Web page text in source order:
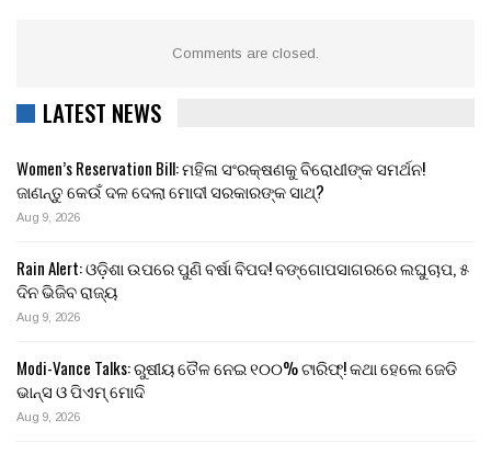
Comments are closed.
LATEST NEWS
Women’s Reservation Bill: ମହିଳା ସଂରକ୍ଷଣକୁ ବିରୋଧୀଙ୍କ ସମର୍ଥନ!
ଜାଣନ୍ତୁ କେଉଁ ଦଳ ଦେଲା ମୋଦୀ ସରକାରଙ୍କ ସାଥ୍?
Aug 9, 2026
Rain Alert: ଓଡ଼ିଶା ଉପରେ ପୁଣି ବର୍ଷା ବିପଦ! ବଙ୍ଗୋପସାଗରରେ ଲଘୁଚାପ, ୫
ଦିନ ଭିଜିବ ରାଜ୍ୟ
Aug 9, 2026
Modi-Vance Talks: ରୁଷୀୟ ତୈଳ ନେଇ ୧୦୦% ଟାରିଫ୍! କଥା ହେଲେ ଜେଡି
ଭାନ୍ସ ଓ ପିଏମ୍ ମୋଦି
Aug 9, 2026